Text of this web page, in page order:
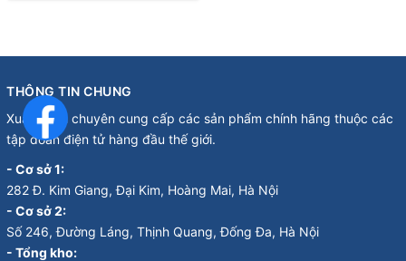
THÔNG TIN CHUNG
Xuân Minh chuyên cung cấp các sản phẩm chính hãng thuộc các
tập đoàn điện tử hàng đầu thế giới.
- Cơ sở 1:
282 Đ. Kim Giang, Đại Kim, Hoàng Mai, Hà Nội
- Cơ sở 2:
Số 246, Đường Láng, Thịnh Quang, Đống Đa, Hà Nội
- Tổng kho: